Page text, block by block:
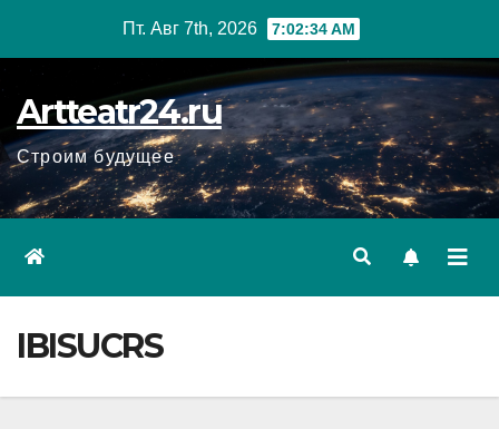
Пт. Авг 7th, 2026 7:02:36 AM
Artteatr24.ru
Строим будущее
IBISUCRS